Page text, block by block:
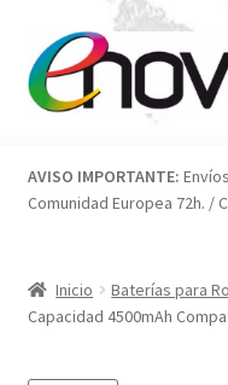
a
la
al
contenido
Blog
AVISO IMPORTANTE:
Comunidad Europea 72h. /
Inicio Baterías para
Capacidad 4500mAh